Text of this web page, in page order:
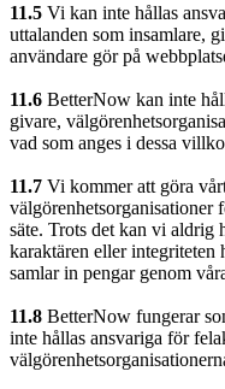
11.5 Vi kan inte hållas
uttalanden som insamlare,
användare gör på
11.6 BetterNow kan inte
givare,
vad som anges i dessa
11.7 Vi kommer att göra
välgörenhetsorganisationer
säte. Trots det kan vi aldrig
karaktären eller integriteten
samlar in pengar genom
11.8 BetterNow fungerar
inte hållas ansvariga för